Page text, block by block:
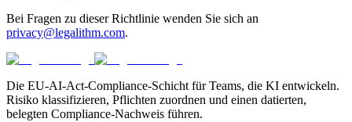
Bei Fragen zu dieser Richtlinie wenden Sie sich an
privacy@legalithm.com.
Die EU-AI-Act-Compliance-Schicht für Teams, die KI entwickeln.
Risiko klassifizieren, Pflichten zuordnen und einen datierten,
belegten Compliance-Nachweis führen.